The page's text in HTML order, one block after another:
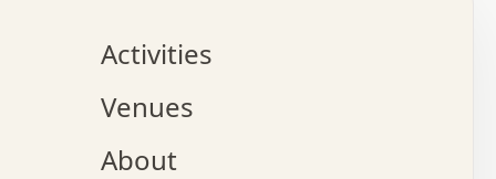
.   .   .   .   .   .   .   .   x   .   .   .   .
o   .   .   .   .   .   .   .   .   x   .   .   .
.   .   .   :   .   .   .   x   .   .   .   :   .
.   .   .   +   .   .   .   .   .   .   .   .   x
.   .   x   .   .   .   .   .   .   :   .   .   .
Activities
Venues
About